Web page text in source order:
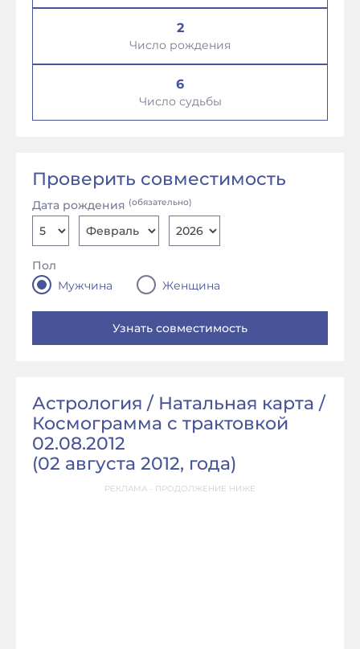
2
Число рождения
6
Число судьбы
Проверить совместимость
Дата рождения (обязательно)
Пол
Мужчина
Женщина
Астрология / Натальная карта /
Космограмма с трактовкой
02.08.2012
(02 августа 2012, года)
РЕКЛАМА - ПРОДОЛЖЕНИЕ НИЖЕ